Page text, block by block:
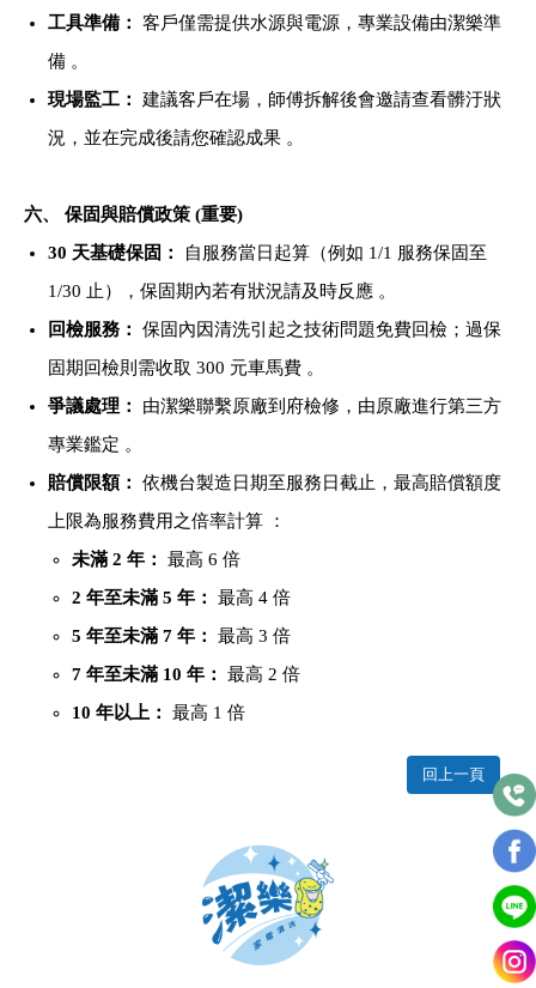
工具準備：
客戶僅需提供水源與電源，專業設備由潔樂準
備 。
現場監工：
建議客戶在場，師傅拆解後會邀請查看髒汙狀
況，並在完成後請您確認成果 。
六、 保固與賠償政策 (重要)
30 天基礎保固：
自服務當日起算（例如 1/1 服務保固至
1/30 止），保固期內若有狀況請及時反應 。
回檢服務：
保固內因清洗引起之技術問題免費回檢；過保
固期回檢則需收取 300 元車馬費 。
爭議處理：
由潔樂聯繫原廠到府檢修，由原廠進行第三方
專業鑑定 。
賠償限額：
依機台製造日期至服務日截止，最高賠償額度
上限為服務費用之倍率計算 ：
未滿 2 年：
最高 6 倍
2 年至未滿 5 年：
最高 4 倍
5 年至未滿 7 年：
最高 3 倍
7 年至未滿 10 年：
最高 2 倍
10 年以上： 最高 1 倍
回上一頁